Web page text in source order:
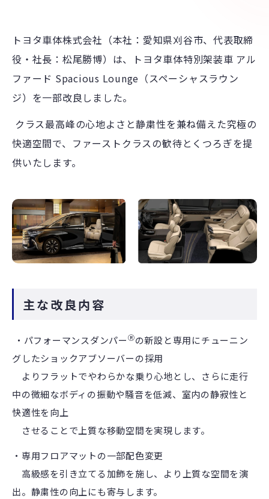
トヨタ車体株式会社（本社：愛知県刈谷市、代表取締
役・社長：松尾勝博）は、トヨタ車体特別架装車 アル
ファード Spacious Lounge（スペーシャスラウン
ジ）を一部改良しました。
クラス最高峰の心地よさと静粛性を兼ね備えた究極の
快適空間で、ファーストクラスの歓待とくつろぎを提
供いたします。
主な改良内容
・パフォーマンスダンパーⓇの新設と専用にチューニン
グしたショックアブソーバーの採用
よりフラットでやわらかな乗り心地とし、さらに走行
中の微細なボディの振動や騒音を低減、室内の静寂性と
快適性を向上
させることで上質な移動空間を実現します。
・専用フロアマットの一部配色変更
高級感を引き立てる加飾を施し、より上質な空間を演
出。静粛性の向上にも寄与します。